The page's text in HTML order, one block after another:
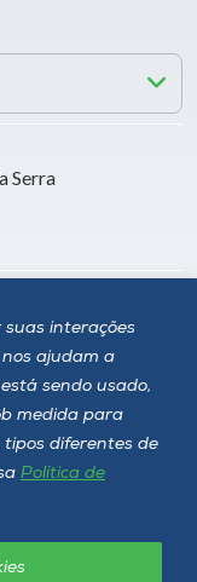
suas interações
nos ajudam a
sendo usado,
medida para
tipos diferentes de
Política de
Serra